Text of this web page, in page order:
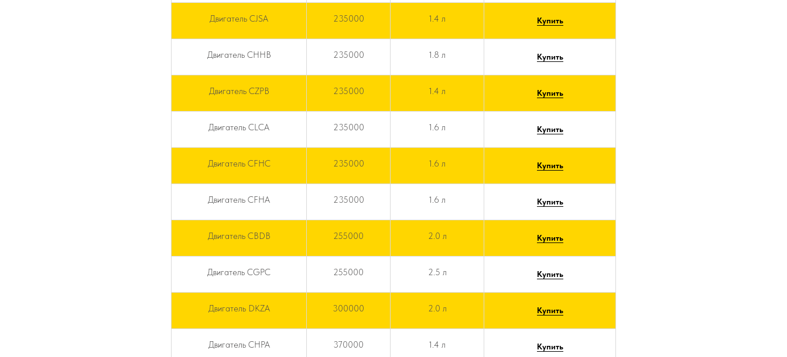
Двигатель CJSA 235000 1.4 л Купить
Двигатель CHHB 235000 1.8 л Купить
Двигатель CZPB 235000 1.4 л Купить
Двигатель CLCA 235000 1.6 л Купить
Двигатель CFHC 235000 1.6 л Купить
Двигатель CFHA 235000 1.6 л Купить
Двигатель CBDB 255000 2.0 л Купить
Двигатель CGPC 255000 2.5 л Купить
Двигатель DKZA 300000 2.0 л Купить
Двигатель CHPA 370000 1.4 л Купить